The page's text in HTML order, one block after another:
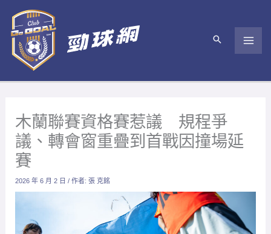
內
木蘭聯賽資格賽惹議 規程爭
議、轉會窗重疊到首戰因撞場延
賽
2026 年 6 月 2 日/ 作者:張 克銘